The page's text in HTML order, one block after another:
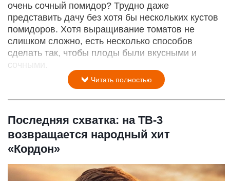
очень сочный помидор? Трудно даже
представить дачу без хотя бы нескольких кустов
помидоров. Хотя выращивание томатов не
слишком сложно, есть несколько способов
сделать так, чтобы плоды были вкусными и
сочными.
Читать полностью
Последняя схватка: на ТВ-3
возвращается народный хит
«Кордон»